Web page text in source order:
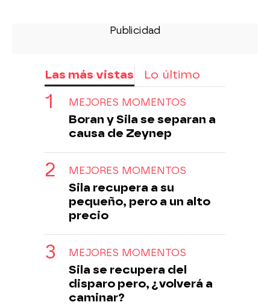
Las más vistas Lo último
MEJORES MOMENTOS
Boran y Sila se separan a
causa de Zeynep
MEJORES MOMENTOS
Sila recupera a su
pequeño, pero a un alto
precio
MEJORES MOMENTOS
Sila se recupera del
disparo pero, ¿volverá a
caminar?